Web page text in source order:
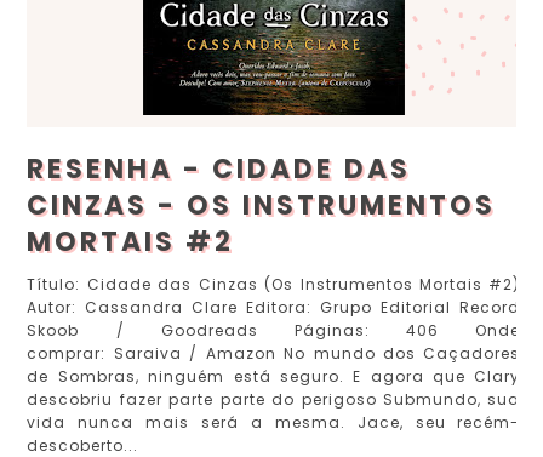
RESENHA - CIDADE DAS
CINZAS - OS INSTRUMENTOS
MORTAIS #2
Título: Cidade das Cinzas (Os Instrumentos Mortais #2)
Autor: Cassandra Clare Editora: Grupo Editorial Record
Skoob / Goodreads Páginas: 406 Onde
comprar: Saraiva / Amazon No mundo dos Caçadores
de Sombras, ninguém está seguro. E agora que Clary
descobriu fazer parte parte do perigoso Submundo, sua
vida nunca mais será a mesma. Jace, seu recém-
descoberto...